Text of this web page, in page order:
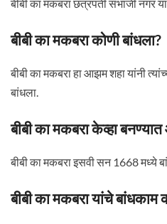
बीबी का मकबरा छत्रपती संभाजी नगर
बीबी का मकबरा कोणी बांधला?
बीबी का मकबरा हा आझम शहा यांनी
बांधला.
बीबी का मकबरा केव्हा
बीबी का मकबरा इसवी सन 1668 मध्ये
बीबी का मकबरा यांचे